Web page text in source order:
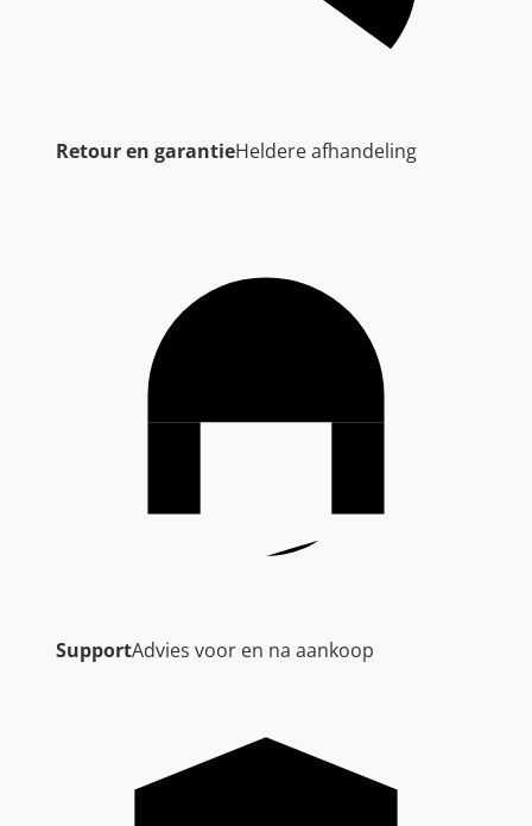
Retour en garantieHeldere afhandeling
SupportAdvies voor en na aankoop